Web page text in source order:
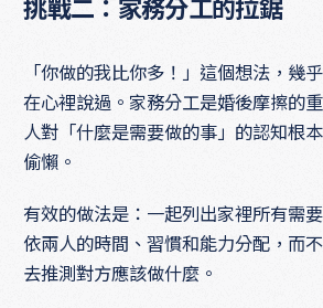
挑戰二：家務分工的拉鋸
「你做的我比你多！」這個想法，幾
在心裡說過。家務分工是婚後摩擦的
人對「什麼是需要做的事」的認知根
偷懶。
有效的做法是：一起列出家裡所有需
依兩人的時間、習慣和能力分配，而不
去推測對方應該做什麼。